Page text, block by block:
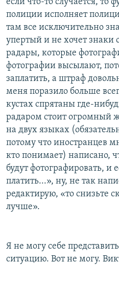
полиции исполняет
там все исключительно
упертый и не хочет знаки
радары, которые
фотографии высылают,
заплатить, а штраф
меня поразило больше
кустах спрятаны где-
радаром стоит огромный
на двух языках
потому что иностранцев
кто понимает) написано,
будут фотографировать, и
платить...», ну, не так
редактирую, «то снизьте
лучше».
Я не могу себе
ситуацию. Вот не могу.